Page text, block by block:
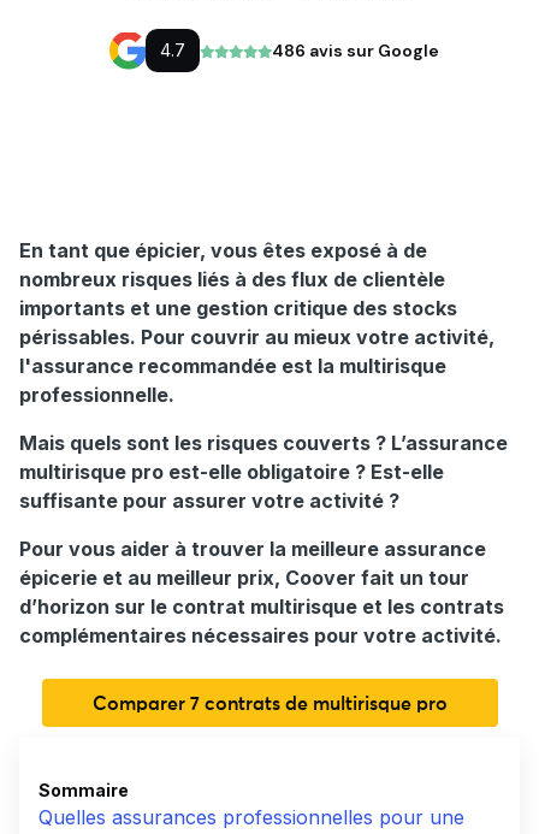
4.7 486 avis sur Google
En tant que épicier, vous êtes exposé à de
nombreux risques liés à des flux de clientèle
importants et une gestion critique des stocks
périssables. Pour couvrir au mieux votre activité,
l'assurance recommandée est la multirisque
professionnelle.
Mais quels sont les risques couverts ? L’assurance
multirisque pro est-elle obligatoire ? Est-elle
suffisante pour assurer votre activité ?
Pour vous aider à trouver la meilleure assurance
épicerie et au meilleur prix, Coover fait un tour
d’horizon sur le contrat multirisque et les contrats
complémentaires nécessaires pour votre activité.
Comparer 7 contrats de multirisque pro
Sommaire
Quelles assurances professionnelles pour une